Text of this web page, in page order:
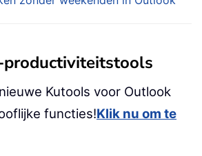
productiviteitstools
Kutools voor Outlook
functies!Klik nu om te